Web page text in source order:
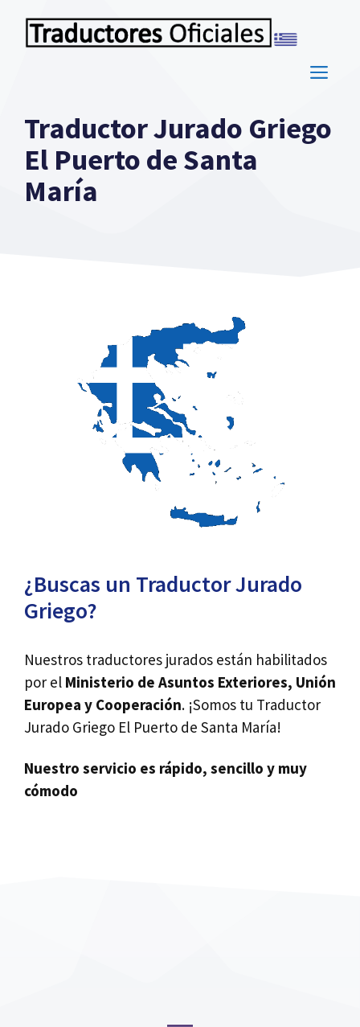
Traductor Jurado Griego
El Puerto de Santa
María
¿Buscas un Traductor Jurado
Griego?
Nuestros traductores jurados están habilitados
por el Ministerio de Asuntos Exteriores, Unión
Europea y Cooperación. ¡Somos tu Traductor
Jurado Griego El Puerto de Santa María!
Nuestro servicio es rápido, sencillo y muy
cómodo